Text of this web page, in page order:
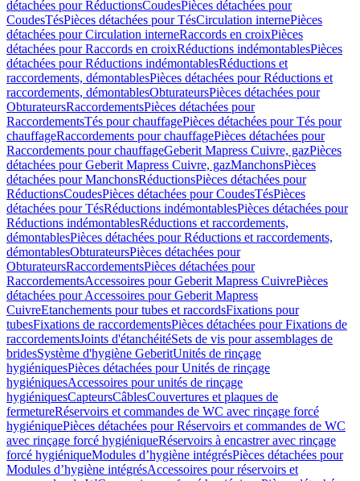
détachées pour RéductionsCoudesPièces détachées pour
CoudesTésPièces détachées pour TésCirculation internePièces
détachées pour Circulation interneRaccords en croixPièces
détachées pour Raccords en croixRéductions indémontablesPièces
détachées pour Réductions indémontablesRéductions et
raccordements, démontablesPièces détachées pour Réductions et
raccordements, démontablesObturateursPièces détachées pour
ObturateursRaccordementsPièces détachées pour
RaccordementsTés pour chauffagePièces détachées pour Tés pour
chauffageRaccordements pour chauffagePièces détachées pour
Raccordements pour chauffageGeberit Mapress Cuivre, gazPièces
détachées pour Geberit Mapress Cuivre, gazManchonsPièces
détachées pour ManchonsRéductionsPièces détachées pour
RéductionsCoudesPièces détachées pour CoudesTésPièces
détachées pour TésRéductions indémontablesPièces détachées pour
Réductions indémontablesRéductions et raccordements,
démontablesPièces détachées pour Réductions et raccordements,
démontablesObturateursPièces détachées pour
ObturateursRaccordementsPièces détachées pour
RaccordementsAccessoires pour Geberit Mapress CuivrePièces
détachées pour Accessoires pour Geberit Mapress
CuivreEtanchements pour tubes et raccordsFixations pour
tubesFixations de raccordementsPièces détachées pour Fixations de
raccordementsJoints d'étanchéitéSets de vis pour assemblages de
bridesSystème d'hygiène GeberitUnités de rinçage
hygiéniquesPièces détachées pour Unités de rinçage
hygiéniquesAccessoires pour unités de rinçage
hygiéniquesCapteursCâblesCouvertures et plaques de
fermetureRéservoirs et commandes de WC avec rinçage forcé
hygiéniquePièces détachées pour Réservoirs et commandes de WC
avec rinçage forcé hygiéniqueRéservoirs à encastrer avec rinçage
forcé hygiéniqueModules d’hygiène intégrésPièces détachées pour
Modules d’hygiène intégrésAccessoires pour réservoirs et